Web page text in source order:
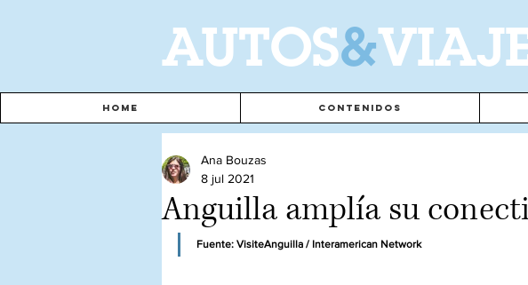
AUTOS&
Home Contenidos
Anguilla amplía su
Ana Bouzas
8 jul 2021
Fuente: VisiteAnguilla / Interamerican Network